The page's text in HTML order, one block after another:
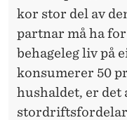
kor stor del av
partnar må ha
behageleg liv på
konsumerer 50
hushaldet, er det